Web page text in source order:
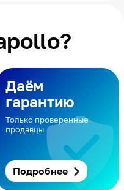
Даём
гарантию
Только проверенные
продавцы
Подробнее